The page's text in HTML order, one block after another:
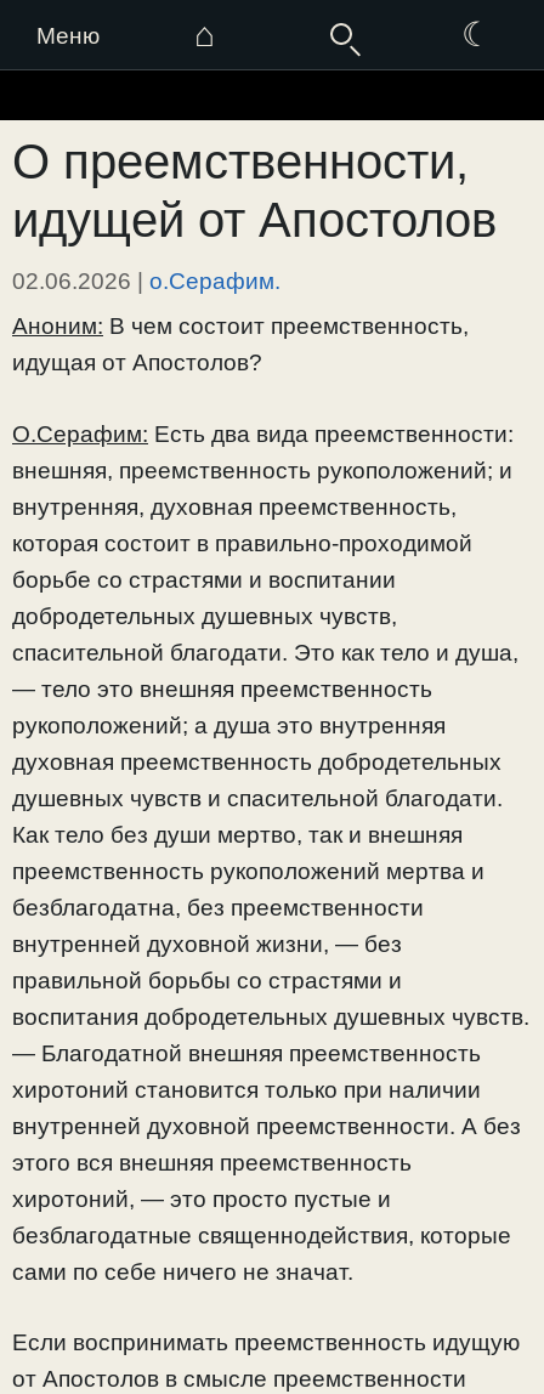
Меню ⌂ ☾
к
содержимому
О преемственности,
идущей от Апостолов
02.06.2026 | о.Серафим.
Аноним: В чем состоит преемственность,
идущая от Апостолов?
О.Серафим: Есть два вида преемственности:
внешняя, преемственность рукоположений; и
внутренняя, духовная преемственность,
которая состоит в правильно-проходимой
борьбе со страстями и воспитании
добродетельных душевных чувств,
спасительной благодати. Это как тело и душа,
— тело это внешняя преемственность
рукоположений; а душа это внутренняя
духовная преемственность добродетельных
душевных чувств и спасительной благодати.
Как тело без души мертво, так и внешняя
преемственность рукоположений мертва и
безблагодатна, без преемственности
внутренней духовной жизни, — без
правильной борьбы со страстями и
воспитания добродетельных душевных чувств.
— Благодатной внешняя преемственность
хиротоний становится только при наличии
внутренней духовной преемственности. А без
этого вся внешняя преемственность
хиротоний, — это просто пустые и
безблагодатные священнодействия, которые
сами по себе ничего не значат.
Если воспринимать преемственность идущую
от Апостолов в смысле преемственности